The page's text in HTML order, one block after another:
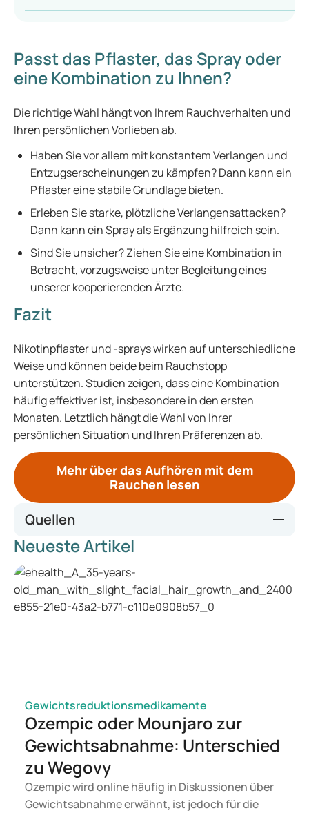
Passt das Pflaster, das Spray oder
eine Kombination zu Ihnen?
Die richtige Wahl hängt von Ihrem Rauchverhalten und
Ihren persönlichen Vorlieben ab.
Haben Sie vor allem mit konstantem Verlangen und
Entzugserscheinungen zu kämpfen? Dann kann ein
Pflaster eine stabile Grundlage bieten.
Erleben Sie starke, plötzliche Verlangensattacken?
Dann kann ein Spray als Ergänzung hilfreich sein.
Sind Sie unsicher? Ziehen Sie eine Kombination in
Betracht, vorzugsweise unter Begleitung eines
unserer kooperierenden Ärzte.
Fazit
Nikotinpflaster und -sprays wirken auf unterschiedliche
Weise und können beide beim Rauchstopp
unterstützen. Studien zeigen, dass eine Kombination
häufig effektiver ist, insbesondere in den ersten
Monaten. Letztlich hängt die Wahl von Ihrer
persönlichen Situation und Ihren Präferenzen ab.
Mehr über das Aufhören mit dem
Rauchen lesen
Quellen
Effectiveness of different forms of nicotine replacement
therapy in helping people give up smoking | ScienceDaily
COMBINED NICOTINE REPLACEMENT THERAPY (NICOTINE
PATCH AND SHORT ACTING NICOTINE) VS NICOTINE
PATCH FOR SMOKING CESSATION: A SYSTEMATIC REVIEW
Neueste Artikel
Gewichtsreduktionsmedikamente
Ozempic oder Mounjaro zur
Gewichtsabnahme: Unterschied
zu Wegovy
Ozempic wird online häufig in Diskussionen über
Gewichtsabnahme erwähnt, ist jedoch für die